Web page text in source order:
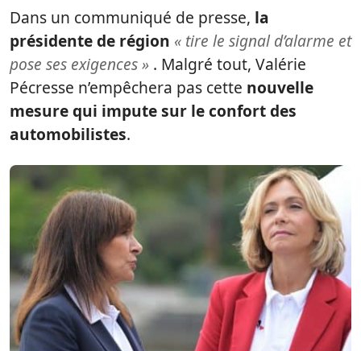
Dans un communiqué de presse, la
présidente de région « tire le signal d’alarme et
pose ses exigences » . Malgré tout, Valérie
Pécresse n’empêchera pas cette nouvelle
mesure qui impute sur le confort des
automobilistes.